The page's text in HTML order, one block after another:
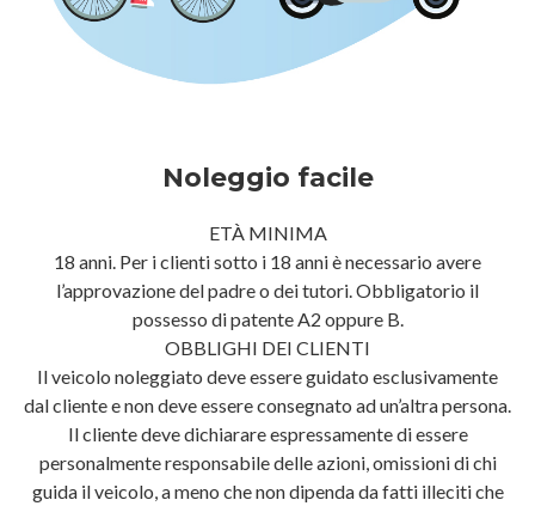
Noleggio facile
ETÀ MINIMA
18 anni. Per i clienti sotto i 18 anni è necessario avere
l’approvazione del padre o dei tutori. Obbligatorio il
possesso di patente A2 oppure B.
OBBLIGHI DEI CLIENTI
Il veicolo noleggiato deve essere guidato esclusivamente
dal cliente e non deve essere consegnato ad un’altra persona.
Il cliente deve dichiarare espressamente di essere
personalmente responsabile delle azioni, omissioni di chi
guida il veicolo, a meno che non dipenda da fatti illeciti che